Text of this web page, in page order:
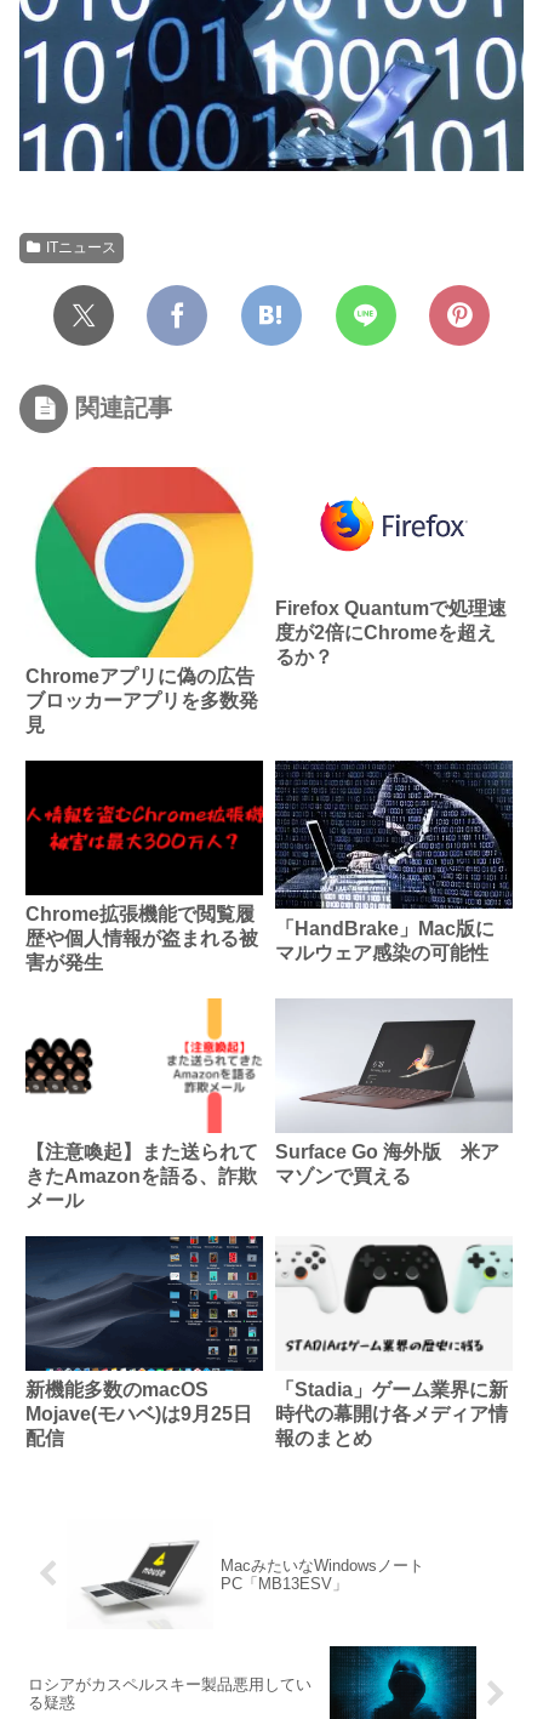
ITニュース
関連記事
Chromeアプリに偽の広告
ブロッカーアプリを多数発
見
Firefox Quantumで処理速
度が2倍にChromeを超え
るか？
Chrome拡張機能で閲覧履
歴や個人情報が盗まれる被
害が発生
「HandBrake」Mac版に
マルウェア感染の可能性
【注意喚起】また送られて
きたAmazonを語る、詐欺
メール
Surface Go 海外版 米ア
マゾンで買える
新機能多数のmacOS
Mojave(モハベ)は9月25日
配信
「Stadia」ゲーム業界に新
時代の幕開け各メディア情
報のまとめ
MacみたいなWindowsノート
PC「MB13ESV」
ロシアがカスペルスキー製品悪用してい
る疑惑